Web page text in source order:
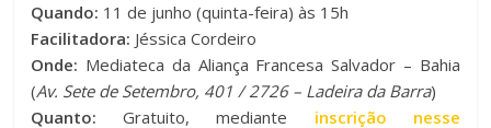
Quando: 11 de junho (quinta-feira) às 15h
Facilitadora: Jéssica Cordeiro
Onde: Mediateca da Aliança Francesa Salvador – Bahia
(Av. Sete de Setembro, 401 / 2726 – Ladeira da Barra)
Quanto:Gratuito, mediante inscrição nesse